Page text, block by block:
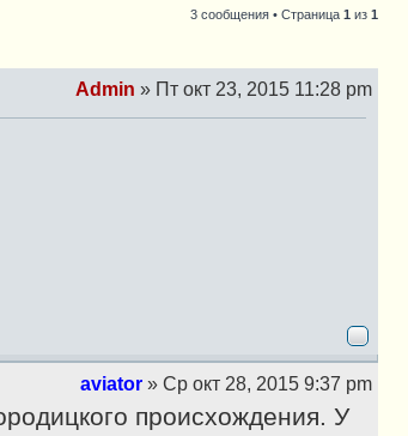
3 сообщения • Страница 1 из 1
Admin » Пт окт 23, 2015 11:28 pm
о
aviator » Ср окт 28, 2015 9:37 pm
происхождения. У